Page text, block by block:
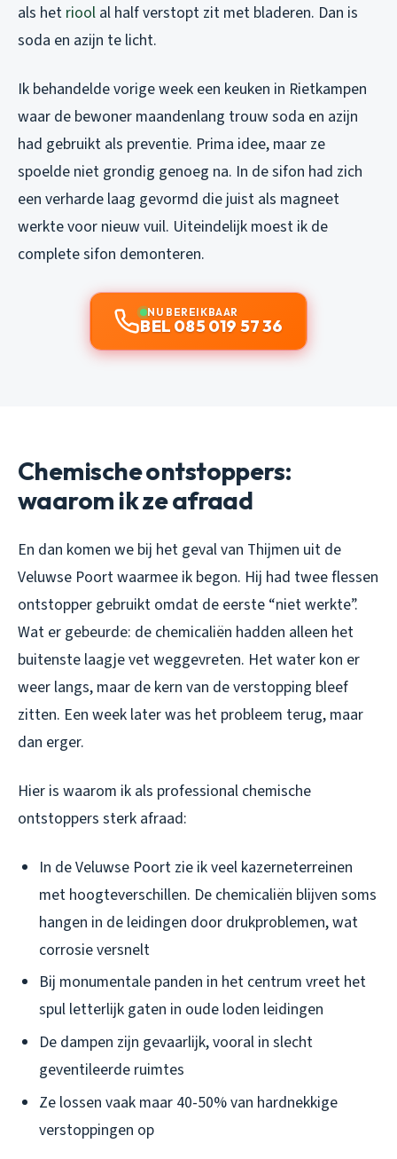
als het riool al half verstopt zit met bladeren. Dan is
soda en azijn te licht.
Ik behandelde vorige week een keuken in Rietkampen
waar de bewoner maandenlang trouw soda en azijn
had gebruikt als preventie. Prima idee, maar ze
spoelde niet grondig genoeg na. In de sifon had zich
een verharde laag gevormd die juist als magneet
werkte voor nieuw vuil. Uiteindelijk moest ik de
complete sifon demonteren.
NU BEREIKBAAR
BEL 085 019 57 36
Chemische ontstoppers:
waarom ik ze afraad
En dan komen we bij het geval van Thijmen uit de
Veluwse Poort waarmee ik begon. Hij had twee flessen
ontstopper gebruikt omdat de eerste “niet werkte”.
Wat er gebeurde: de chemicaliën hadden alleen het
buitenste laagje vet weggevreten. Het water kon er
weer langs, maar de kern van de verstopping bleef
zitten. Een week later was het probleem terug, maar
dan erger.
Hier is waarom ik als professional chemische
ontstoppers sterk afraad:
In de Veluwse Poort zie ik veel kazerneterreinen
met hoogteverschillen. De chemicaliën blijven soms
hangen in de leidingen door drukproblemen, wat
corrosie versnelt
Bij monumentale panden in het centrum vreet het
spul letterlijk gaten in oude loden leidingen
De dampen zijn gevaarlijk, vooral in slecht
geventileerde ruimtes
Ze lossen vaak maar 40-50% van hardnekkige
verstoppingen op